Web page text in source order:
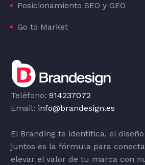
Posicionamiento SEO y GEO
Go to Market
Teléfono: 914237072
Email: info@brandesign.es
El Branding te identifica, el
juntos es la fórmula para
elevar el valor de tu marca con